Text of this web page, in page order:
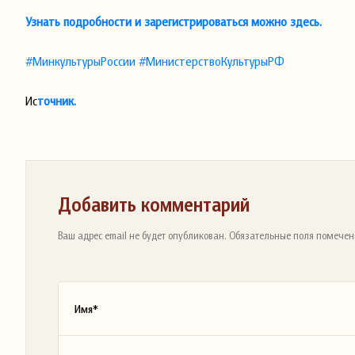
Узнать подробности и зарегистрироваться можно здесь.
#МинкультурыРоссии #МинистерствоКультурыРФ
Источник.
Добавить комментарий
Ваш адрес email не будет опубликован. Обязательные поля